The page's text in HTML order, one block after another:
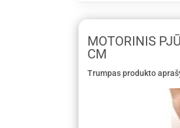
MOTORINIS
CM
Trumpas produkto